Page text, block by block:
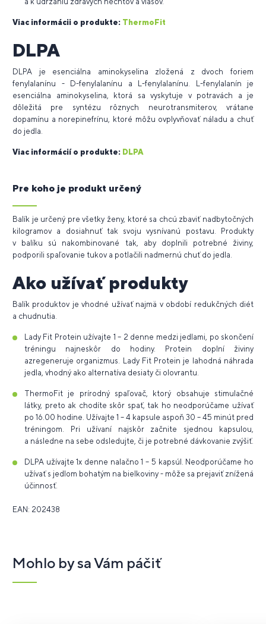
Viac informácii o produkte: ThermoFit
DLPA
DLPA je esenciálna aminokyselina zložená z dvoch foriem
fenylalanínu - D-fenylalanínu a L-fenylalanínu. L-fenylalanín je
esenciálna aminokyselina, ktorá sa vyskytuje v potravách a je
dôležitá pre syntézu rôznych neurotransmiterov, vrátane
dopamínu a norepinefrínu, ktoré môžu ovplyvňovať náladu a chuť
do jedla.
Viac informácií o produkte: DLPA
Pre koho je produkt určený
Balík je určený pre všetky ženy, ktoré sa chcú zbaviť nadbytočných
kilogramov a dosiahnuť tak svoju vysnívanú postavu. Produkty
v balíku sú nakombinované tak, aby doplnili potrebné živiny,
podporili spaľovanie tukov a potlačili nadmernú chuť do jedla.
Ako užívať produkty
Balík produktov je vhodné užívať najmä v období redukčných diét
a chudnutia.
Lady Fit Protein užívajte 1 – 2 denne medzi jedlami, po skončení
tréningu najneskôr do hodiny. Protein doplní živiny
azregeneruje organizmus. Lady Fit Protein je lahodná náhrada
jedla, vhodný ako alternatíva desiaty či olovrantu.
ThermoFit je prírodný spaľovač, ktorý obsahuje stimulačné
látky, preto ak chodíte skôr spať, tak ho neodporúčame užívať
po 16.00 hodine. Užívajte 1 – 4 kapsule aspoň 30 – 45 minút pred
tréningom. Pri užívaní najskôr začnite sjednou kapsulou,
a následne na sebe odsledujte, či je potrebné dávkovanie zvýšiť.
DLPA užívajte 1x denne nalačno 1 – 5 kapsúl. Neodporúčame ho
užívať s jedlom bohatým na bielkoviny - môže sa prejaviť znížená
účinnosť.
EAN: 202438
Mohlo by sa Vám páčiť